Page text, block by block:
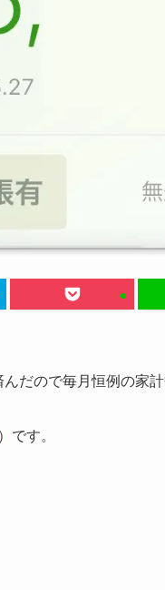
だので毎月恒例の家計
）です。